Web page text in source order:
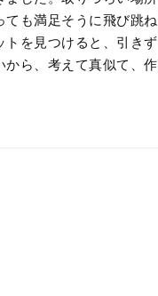
ても満足そうに飛び跳
を見つけると、引き
ら、考えて真似て、